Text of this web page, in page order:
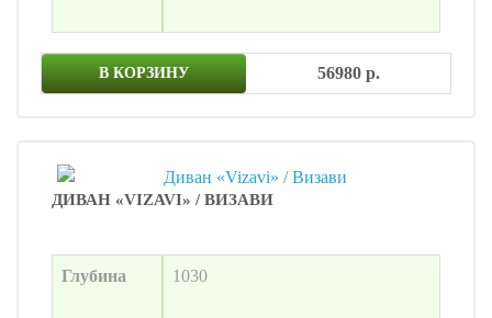
В КОРЗИНУ 56980 р.
ДИВАН «VIZAVI» / ВИЗАВИ
Глубина 1030